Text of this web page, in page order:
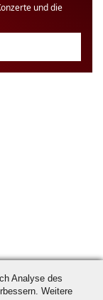
und die
Analyse des
Weitere